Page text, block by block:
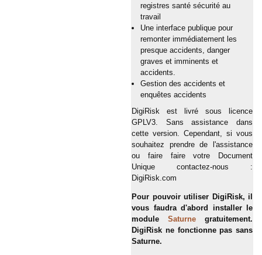
registres santé sécurité au
travail
Une interface publique pour
remonter immédiatement les
presque accidents, danger
graves et imminents et
accidents.
Gestion des accidents et
enquêtes accidents
DigiRisk est livré sous licence
GPLV3. Sans assistance dans
cette version. Cependant, si vous
souhaitez prendre de l'assistance
ou faire faire votre Document
Unique contactez-nous :
DigiRisk.com
Pour pouvoir utiliser DigiRisk, il
vous faudra d'abord installer le
module Saturne gratuitement.
DigiRisk ne fonctionne pas sans
Saturne.